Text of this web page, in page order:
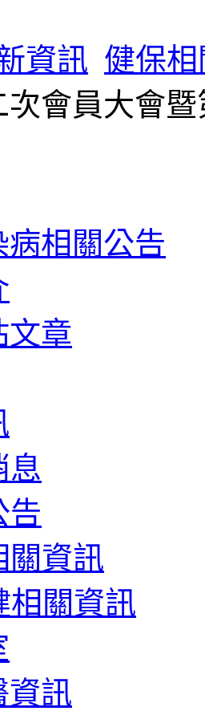
資訊 健保
次會員大會
病相關公告
文章
息
告
關資訊
相關資訊
資訊